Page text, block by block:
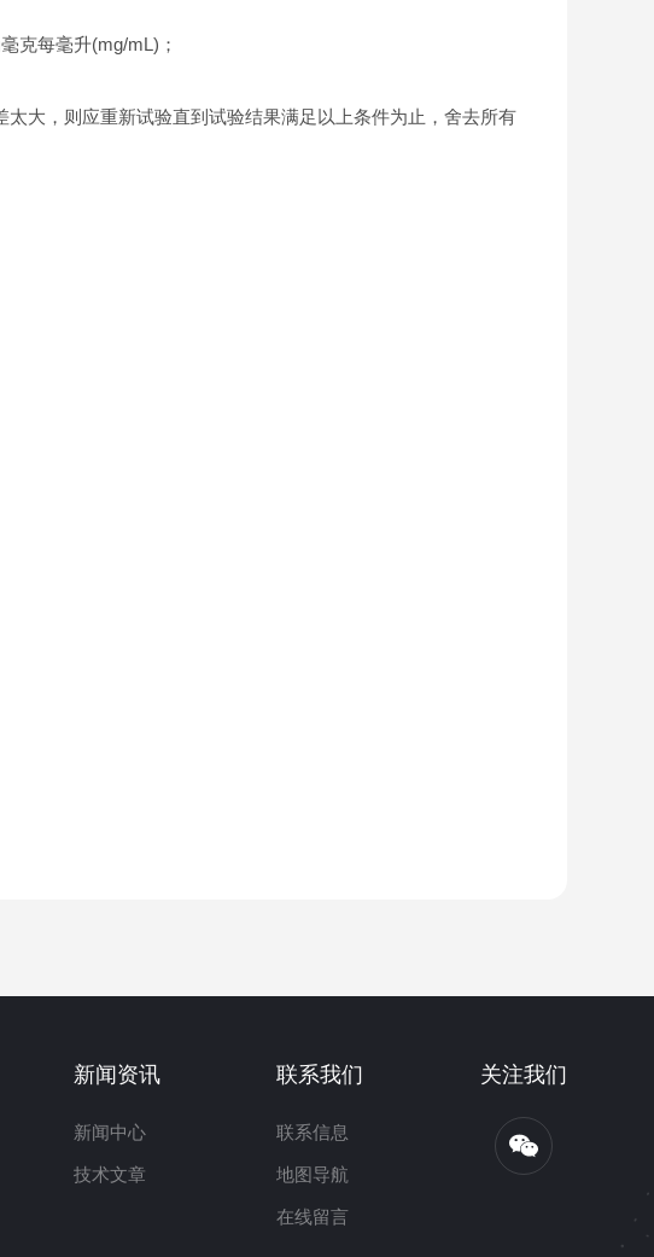
克每毫升(mg/mL)；
大，则应重新试验直到试验结果满足以上条件为止，舍去所有
新闻资讯
新闻中心
技术文章
联系我们
联系信息
地图导航
在线留言
关注我们